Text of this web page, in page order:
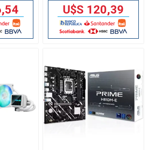
U$S 120,39